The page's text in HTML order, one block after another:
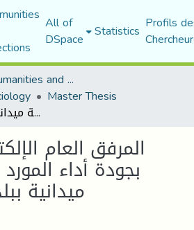
All of
DSpace Statistics Profils
Faculty of Humanities and Social Sciences
Master Thesis
المرفق العام الإلكتروني وعلاقته بجودة أداء المورد البشري دراسة ميدانية ببلدية بني يلمان
المرفق العام
بجودة أداء
ميدانية